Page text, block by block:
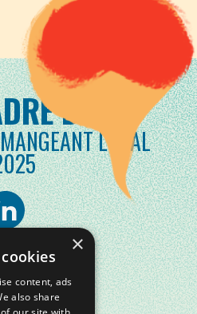
DAY
LOCAL
×
content, ads
also share